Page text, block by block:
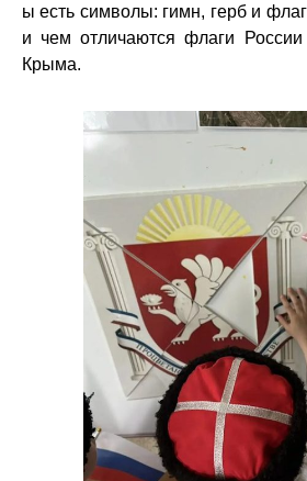
ы есть символы: гимн, герб и
и чем отличаются флаги
Крыма.